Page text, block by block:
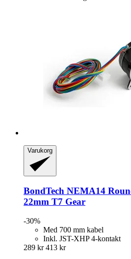
Varukorg
BondTech NEMA14
22mm T7 Gear
-30%
Med 700 mm kabel
Inkl. JST-XHP 4-kontakt
289 kr 413 kr